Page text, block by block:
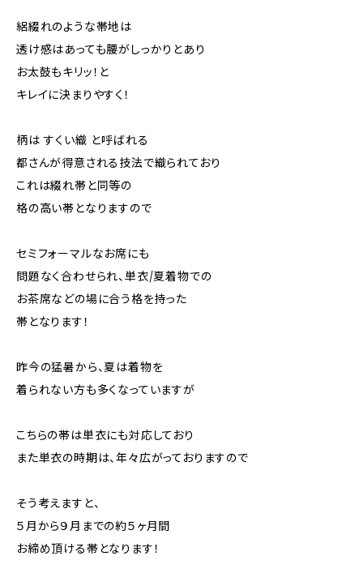
絽綴れのような帯地は
透け感はあっても腰がしっかりとあり
お太鼓もキリッ！と
キレイに決まりやすく！
柄は すくい織 と呼ばれる
都さんが得意される技法で織られており
これは綴れ帯と同等の
格の高い帯となりますので
セミフォーマルなお席にも
問題なく合わせられ、単衣/夏着物での
お茶席などの場に合う格を持った
帯となります！
昨今の猛暑から、夏は着物を
着られない方も多くなっていますが
こちらの帯は単衣にも対応しており
また単衣の時期は、年々広がっておりますので
そう考えますと、
５月から９月までの約５ヶ月間
お締め頂ける帯となります！